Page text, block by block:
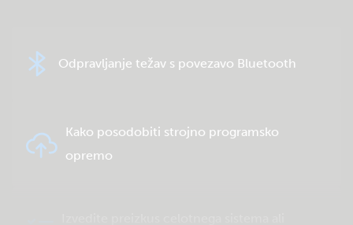
Odpravljanje težav s povezavo Bluetooth
Kako posodobiti strojno programsko
opremo